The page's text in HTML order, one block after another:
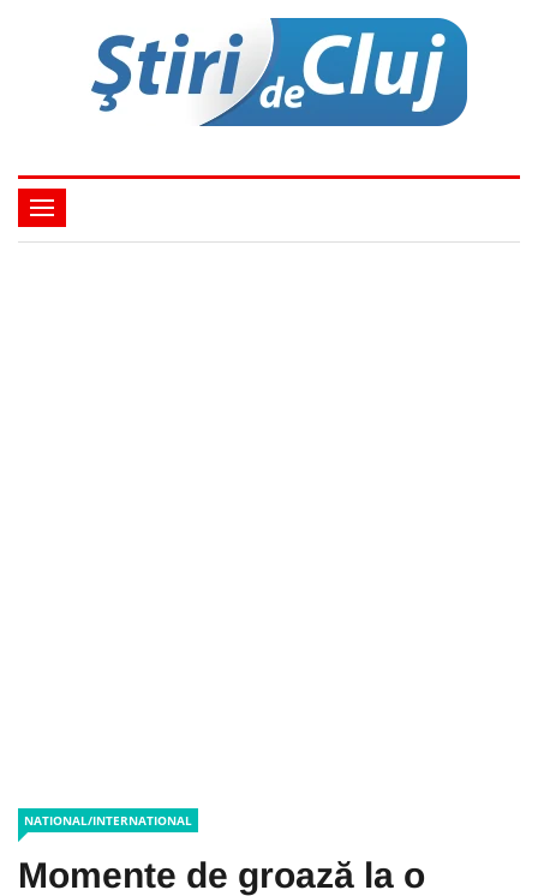
NATIONAL/INTERNATIONAL
Momente de groază la o